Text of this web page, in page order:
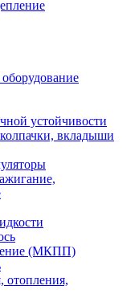
устойчивости
вкладыши
(МКПП)
отопления,